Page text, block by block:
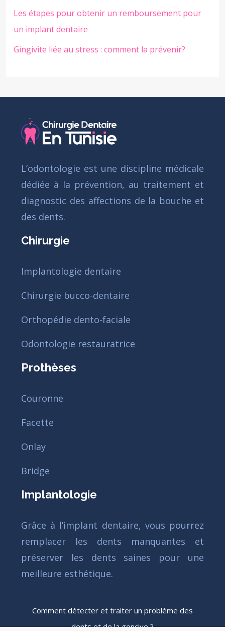
Les étapes pour obtenir un remboursement pour
un implant dentaire
Gingivite liée au stress : comment la prévenir?
L’odontologie est une discipline médicale
dédiée à la prévention, au traitement et
diagnostic des affections de la bouche et
des dents.
Chirurgie
Implantologie dentaire
Chirurgie bucco-dentaire
Orthopédie dento-faciale
Odontologie restauratrice
Prothèses
Couronne
Facette
Onlay
Bridge
Implantologie
Grâce à l’implant dentaire, vous pourrez
remplacer les dents manquantes et
préserver les dents saines pour une
meilleure esthétique.
Comment détecter et traiter un problème des
dents et de la gencive ?